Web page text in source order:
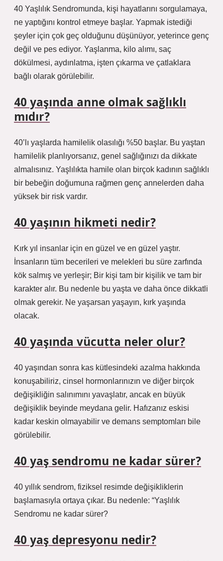
40 Yaşlılık Sendromunda, kişi hayatlarını sorgulamaya,
ne yaptığını kontrol etmeye başlar. Yapmak istediği
şeyler için çok geç olduğunu düşünüyor, yeterince genç
değil ve pes ediyor. Yaşlanma, kilo alımı, saç
dökülmesi, aydınlatma, işten çıkarma ve çatlaklara
bağlı olarak görülebilir.
40 yaşında anne olmak sağlıklı
mıdır?
40’lı yaşlarda hamilelik olasılığı %50 başlar. Bu yaştan
hamilelik planlıyorsanız, genel sağlığınızı da dikkate
almalısınız. Yaşlılıkta hamile olan birçok kadının sağlıklı
bir bebeğin doğumuna rağmen genç annelerden daha
yüksek bir risk vardır.
40 yaşının hikmeti nedir?
Kırk yıl insanlar için en güzel ve en güzel yaştır.
İnsanların tüm becerileri ve melekleri bu süre zarfında
kök salmış ve yerleşir; Bir kişi tam bir kişilik ve tam bir
karakter alır. Bu nedenle bu yaşta ve daha önce dikkatli
olmak gerekir. Ne yaşarsan yaşayın, kırk yaşında
olacak.
40 yaşında vücutta neler olur?
40 yaşından sonra kas kütlesindeki azalma hakkında
konuşabiliriz, cinsel hormonlarınızın ve diğer birçok
değişikliğin salınımını yavaşlatır, ancak en büyük
değişiklik beyinde meydana gelir. Hafızanız eskisi
kadar keskin olmayabilir ve demans semptomları bile
görülebilir.
40 yaş sendromu ne kadar sürer?
40 yıllık sendrom, fiziksel resimde değişikliklerin
başlamasıyla ortaya çıkar. Bu nedenle: “Yaşlılık
Sendromu ne kadar sürer?
40 yaş depresyonu nedir?